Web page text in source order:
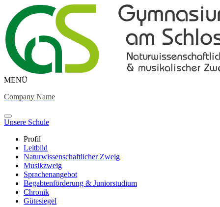
MENÜ
Company Name
Unsere Schule
Profil
Leitbild
Naturwissenschaftlicher Zweig
Musikzweig
Sprachenangebot
Begabtenförderung & Juniorstudium
Chronik
Gütesiegel